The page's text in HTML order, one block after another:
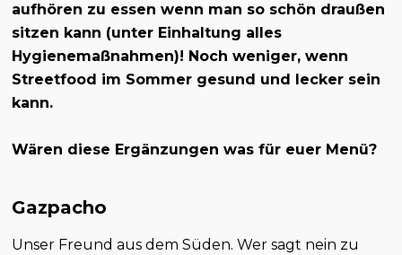
aufhören zu essen wenn man so schön draußen
sitzen kann (unter Einhaltung alles
Hygienemaßnahmen)! Noch weniger, wenn
Streetfood im Sommer gesund und lecker sein
kann.
Wären diese Ergänzungen was für euer Menü?
Gazpacho
Unser Freund aus dem Süden. Wer sagt nein zu